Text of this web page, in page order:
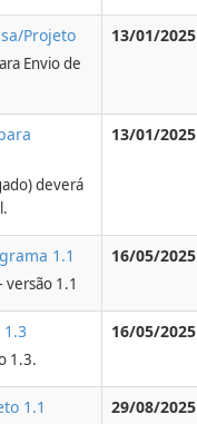
Projeto
Envio de
13/01/2025
deverá
13/01/2025
1.1
1.1
16/05/2025
1.3.
16/05/2025
1.1 29/08/2025